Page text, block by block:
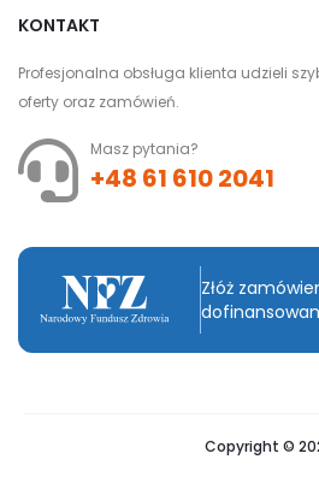
KONTAKT
Profesjonalna obsługa klienta udzieli
oferty oraz zamówień.
Masz pytania?
+48 61 610 2041
Złóż
Copyright ©